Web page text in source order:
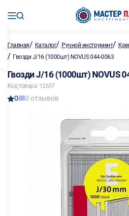
Главная/ Каталог/ Ручной инструмент/
/ Гвозди J/16 (1000шт) NOVUS 044-0063
Гвозди J/16 (1000шт) NOVUS
Код товара: 12637
0 0 отзывов